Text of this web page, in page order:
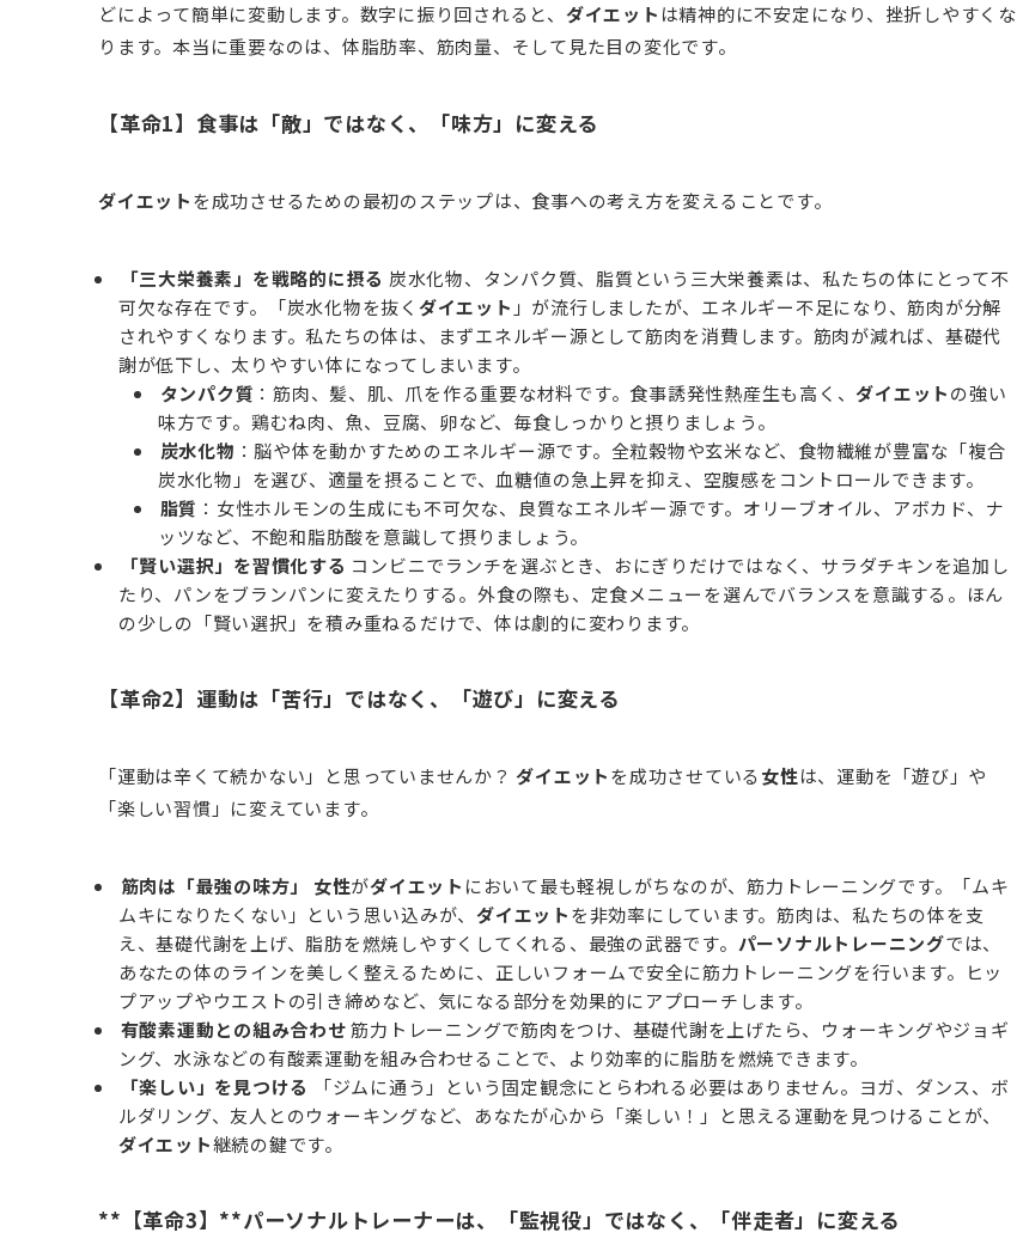
どによって簡単に変動します。数字に振り回されると、 ダイエット は精神的に不安定になり、挫折しやすくな
ります。本当に重要なのは、体脂肪率、筋肉量、そして見た目の変化です。
【革命1】食事は「敵」ではなく、「味方」に変える
ダイエットを成功させるための最初のステップは、食事への考え方を変えることです。
「三大栄養素」を戦略的に摂る 炭水化物、タンパク質、脂質という三大栄養素は、私たちの体にとって不
可欠な存在です。「炭水化物を抜く ダイエット 」が流行しましたが、エネルギー不足になり、筋肉が分解
されやすくなります。私たちの体は、まずエネルギー源として筋肉を消費します。筋肉が減れば、基礎代
謝が低下し、太りやすい体になってしまいます。
タンパク質 ：筋肉、髪、肌、爪を作る重要な材料です。食事誘発性熱産生も高く、ダイエットの強い
味方です。鶏むね肉、魚、豆腐、卵など、毎食しっかりと摂りましょう。
炭水化物 ：脳や体を動かすためのエネルギー源です。全粒穀物や玄米など、食物繊維が豊富な「複合
炭水化物」を選び、適量を摂ることで、血糖値の急上昇を抑え、空腹感をコントロールできます。
脂質 ：女性ホルモンの生成にも不可欠な、良質なエネルギー源です。オリーブオイル、アボカド、ナ
ッツなど、不飽和脂肪酸を意識して摂りましょう。
「賢い選択」を習慣化する コンビニでランチを選ぶとき、おにぎりだけではなく、サラダチキンを追加し
たり、パンをブランパンに変えたりする。外食の際も、定食メニューを選んでバランスを意識する。ほん
の少しの「賢い選択」を積み重ねるだけで、体は劇的に変わります。
【革命2】運動は「苦行」ではなく、「遊び」に変える
「運動は辛くて続かない」と思っていませんか？ダイエットを成功させている 女性は、運動を「遊び」や
「楽しい習慣」に変えています。
筋肉は「最強の味方」 女性がダイエット において最も軽視しがちなのが、筋力トレーニングです。「ムキ
ムキになりたくない」という思い込みが、ダイエットを非効率にしています。筋肉は、私たちの体を支
え、基礎代謝を上げ、脂肪を燃焼しやすくしてくれる、最強の武器です。 パーソナルトレーニングでは、
あなたの体のラインを美しく整えるために、正しいフォームで安全に筋力トレーニングを行います。ヒッ
プアップやウエストの引き締めなど、気になる部分を効果的にアプローチします。
有酸素運動との組み合わせ筋力トレーニングで筋肉をつけ、基礎代謝を上げたら、ウォーキングやジョギ
ング、水泳などの有酸素運動を組み合わせることで、より効率的に脂肪を燃焼できます。
「楽しい」を見つける
「ジムに通う」という固定観念にとらわれる必要はありません。ヨガ、ダンス、ボ
ルダリング、友人とのウォーキングなど、あなたが心から「楽しい！」と思える運動を見つけることが、
ダイエット継続の鍵です。
**【革命3】**パーソナルトレーナーは、「監視役」ではなく、「伴走者」に変える